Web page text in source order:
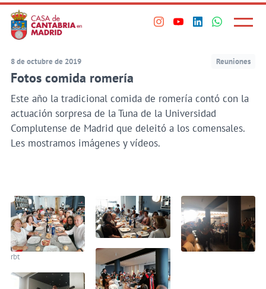
Saltar
al
contenido
principal
VisitaVisitaVisita
perfil
Visita
perfil
Principal
Menú
8 de octubre de 2019 Reuniones
Fotos comida romería
Este año la tradicional comida de romería contó con la
actuación sorpresa de la Tuna de la Universidad
Complutense de Madrid que deleitó a los comensales.
Les mostramos imágenes y vídeos.
rbt